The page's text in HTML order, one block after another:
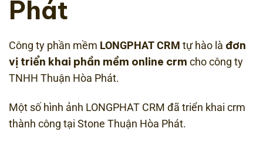
Phát
Công ty phần mềm LONGPHAT CRM tự hào là đơn
vị triển khai phần mềm online crm cho công ty
TNHH Thuận Hòa Phát.
Một số hình ảnh LONGPHAT CRM đã triển khai crm
thành công tại Stone Thuận Hòa Phát.